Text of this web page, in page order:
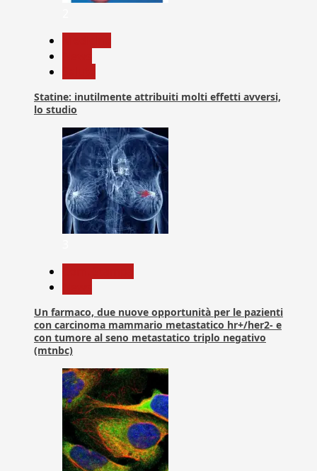
Statine: inutilmente attribuiti molti effetti avversi,
lo studio
Un farmaco, due nuove opportunità per le pazienti
con carcinoma mammario metastatico hr+/her2- e
con tumore al seno metastatico triplo negativo
(mtnbc)